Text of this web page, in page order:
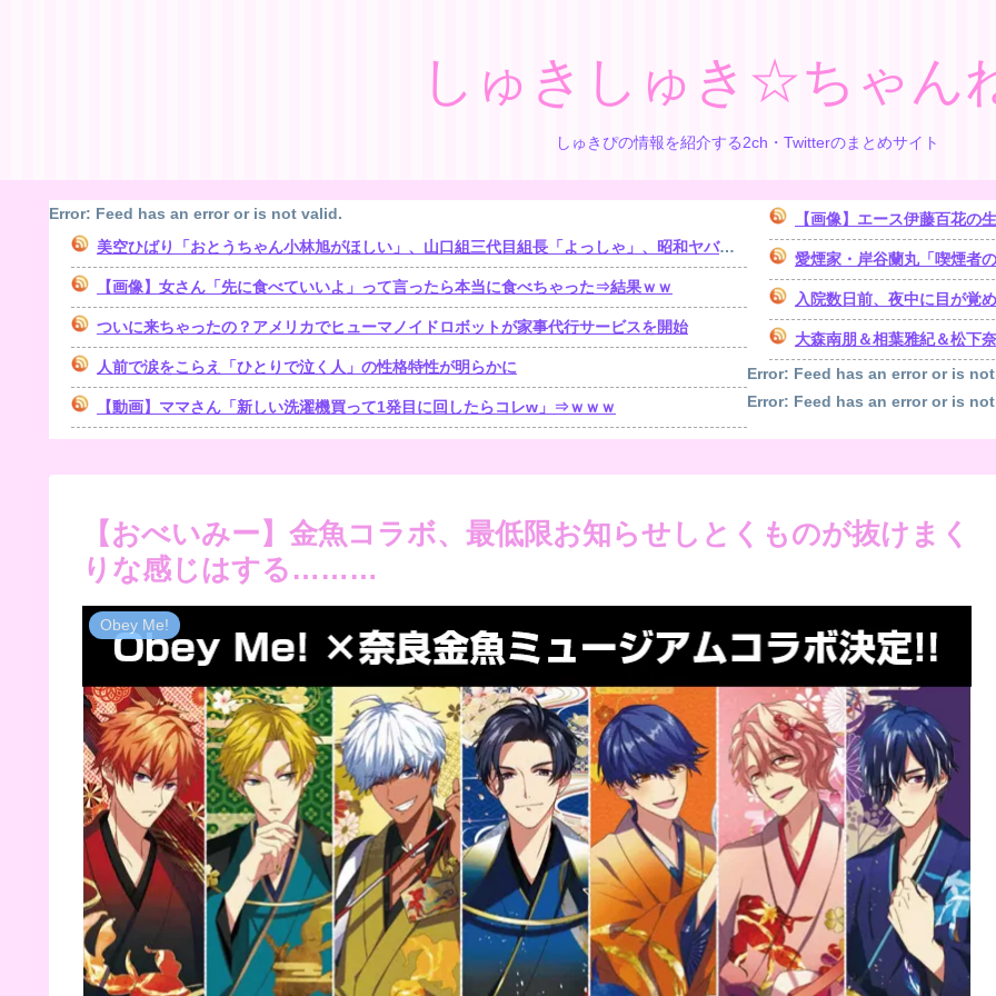
しゅきしゅき☆ちゃん
しゅきぴの情報を紹介する2ch・Twitterのまとめサイト
Error: Feed has an error or is not valid.
美空ひばり「おとうちゃん小林旭がほしい」、山口組三代目組長「よっしゃ」、昭和ヤバすぎ⇒！！！
【画像】女さん「先に食べていいよ」って言ったら本当に食べちゃった⇒結果ｗｗ
ついに来ちゃったの？アメリカでヒューマノイドロボットが家事代行サービスを開始
人前で涙をこらえ「ひとりで泣く人」の性格特性が明らかに
【動画】ママさん「新しい洗濯機買って1発目に回したらコレw」⇒ｗｗｗ
【画像】エース伊藤百花の
愛煙家・岸谷蘭丸「喫煙者
入院数日前、夜中に目が覚めたら体が動か
大森南朋＆相葉雅紀＆松下
Error: Feed has an error or is
Error: Feed has an error or is
【おべいみー】金魚コラボ、最低限お知らせしとくものが抜けまく
りな感じはする………
Obey Me!